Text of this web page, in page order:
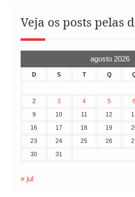
Veja os posts pelas
agosto 2026
D S T Q
2
3 4 5 6
9
10 11 12
16
17 18 19
23
24 25 26
30
31
« jul